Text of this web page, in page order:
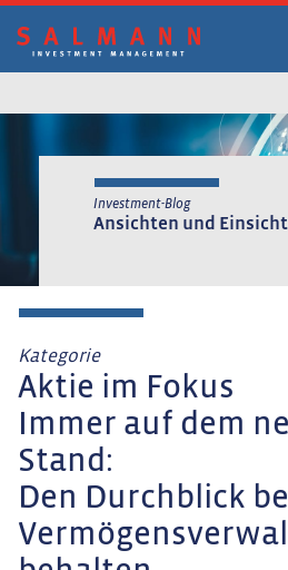
Inhalt
springen
Investment-Blog
Ansichten und
Kategorie
Aktie im Fokus
Immer auf dem
Stand:
Den Durchblick